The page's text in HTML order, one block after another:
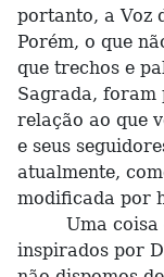
portanto, a Voz
Porém, o que
que trechos e
Sagrada, foram
relação ao que
e seus
atualmente,
modificada por
Uma coisa é
inspirados por